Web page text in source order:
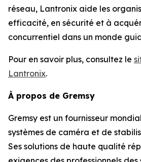
réseau, Lantronix aide les
efficacité, en sécurité et à
concurrentiel dans un monde
Pour en savoir plus, consultez le
Lantronix.
À propos de Gremsy
Gremsy est un fournisseur
systèmes de caméra et de
Ses solutions de haute qualité